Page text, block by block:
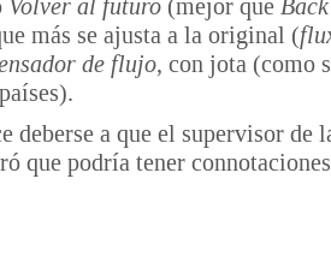
Volver al futuro (mejor que
más se ajusta a la original (
de flujo, con jota (como
deberse a que el supervisor de
que podría tener